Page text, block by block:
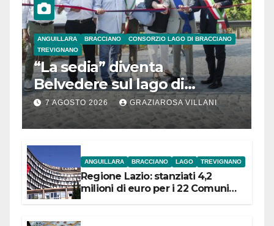
ANGUILLARA BRACCIANO
CONSORZIO LAGO DI BRACCIANO
TREVIGNANO
“La sedia” diventa
Belvedere sul lago di
Bracciano: ieri
l’inaugurazione
7 AGOSTO 2026 GRAZIAROSA VILLANI
ANGUILLARA BRACCIANO LAGO TREVIGNANO
Regione Lazio: stanziati 4,2
milioni di euro per i 22 Comuni